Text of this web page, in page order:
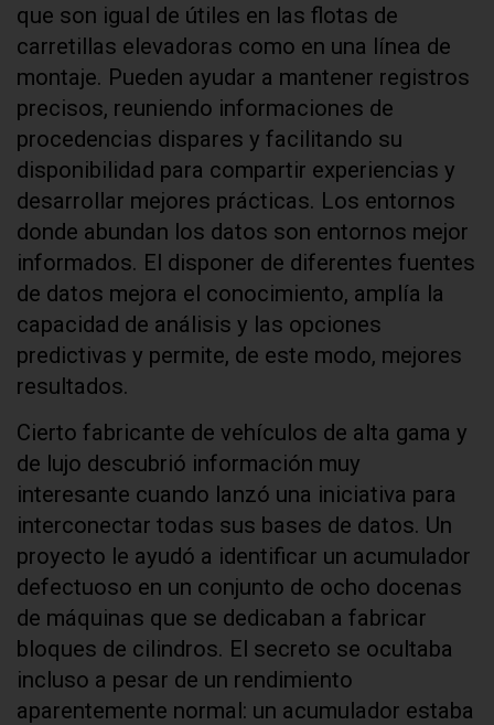
que son igual de útiles en las flotas de
carretillas elevadoras como en una línea de
montaje. Pueden ayudar a mantener registros
precisos, reuniendo informaciones de
procedencias dispares y facilitando su
disponibilidad para compartir experiencias y
desarrollar mejores prácticas. Los entornos
donde abundan los datos son entornos mejor
informados. El disponer de diferentes fuentes
de datos mejora el conocimiento, amplía la
capacidad de análisis y las opciones
predictivas y permite, de este modo, mejores
resultados.
Cierto fabricante de vehículos de alta gama y
de lujo descubrió información muy
interesante cuando lanzó una iniciativa para
interconectar todas sus bases de datos. Un
proyecto le ayudó a identificar un acumulador
defectuoso en un conjunto de ocho docenas
de máquinas que se dedicaban a fabricar
bloques de cilindros. El secreto se ocultaba
incluso a pesar de un rendimiento
aparentemente normal: un acumulador estaba